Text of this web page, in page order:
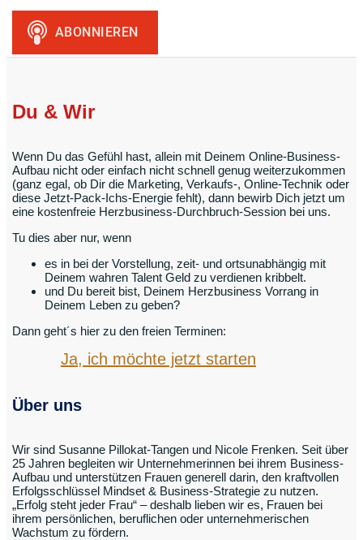
Du & Wir
Wenn Du das Gefühl hast, allein mit Deinem Online-Business-
Aufbau nicht oder einfach nicht schnell genug weiterzukommen
(ganz egal, ob Dir die Marketing, Verkaufs-, Online-Technik oder
diese Jetzt-Pack-Ichs-Energie fehlt), dann bewirb Dich jetzt um
eine kostenfreie Herzbusiness-Durchbruch-Session bei uns.
Tu dies aber nur, wenn
es in bei der Vorstellung, zeit- und ortsunabhängig mit
Deinem wahren Talent Geld zu verdienen kribbelt.
und Du bereit bist, Deinem Herzbusiness Vorrang in
Deinem Leben zu geben?
Dann geht´s hier zu den freien Terminen:
Ja, ich möchte jetzt starten
Über uns
Wir sind Susanne Pillokat-Tangen und Nicole Frenken. Seit über
25 Jahren begleiten wir Unternehmerinnen bei ihrem Business-
Aufbau und unterstützen Frauen generell darin, den kraftvollen
Erfolgsschlüssel Mindset & Business-Strategie zu nutzen.
„Erfolg steht jeder Frau“ – deshalb lieben wir es, Frauen bei
ihrem persönlichen, beruflichen oder unternehmerischen
Wachstum zu fördern.